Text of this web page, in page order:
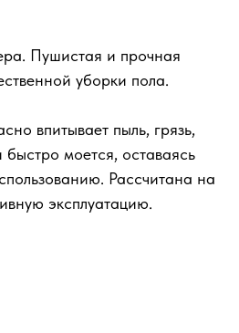
Пушистая и прочная
уборки пола.
впитывает пыль, грязь,
быстро моется, оставаясь
Рассчитана на
эксплуатацию.